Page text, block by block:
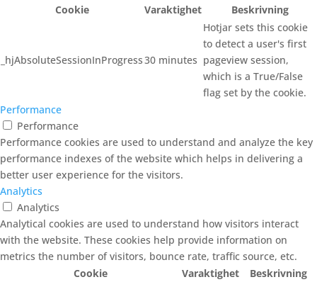
Cookie
Varaktighet Beskrivning
_hjAbsoluteSessionInProgress30 minutes
Hotjar sets this cookie
to detect a user's first
pageview session,
which is a True/False
flag set by the cookie.
Performance
Performance
Performance cookies are used to understand and analyze the key
performance indexes of the website which helps in delivering a
better user experience for the visitors.
Analytics
Analytics
Analytical cookies are used to understand how visitors interact
with the website. These cookies help provide information on
metrics the number of visitors, bounce rate, traffic source, etc.
Cookie
Varaktighet Beskrivning